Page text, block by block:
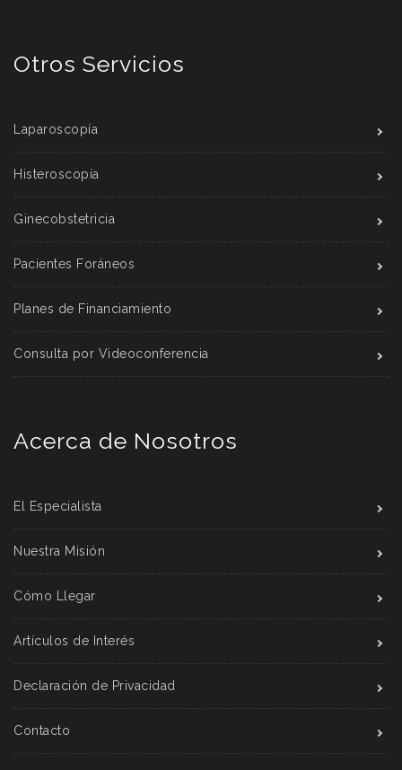
Otros Servicios
Laparoscopía
Histeroscopía
Ginecobstetricia
Pacientes Foráneos
Planes de Financiamiento
Consulta por Videoconferencia
Acerca de Nosotros
El Especialista
Nuestra Misión
Cómo Llegar
Artículos de Interés
Declaración de Privacidad
Contacto